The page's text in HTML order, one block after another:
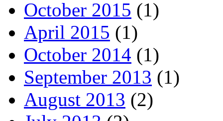
October 2015 (1)
April 2015 (1)
October 2014 (1)
September 2013 (1)
August 2013 (2)